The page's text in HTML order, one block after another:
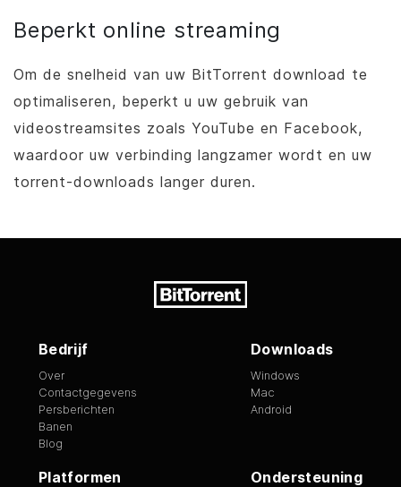
Beperkt online streaming
Om de snelheid van uw BitTorrent download te
optimaliseren, beperkt u uw gebruik van
videostreamsites zoals YouTube en Facebook,
waardoor uw verbinding langzamer wordt en uw
torrent-downloads langer duren.
Bedrijf
Over
Contactgegevens
Persberichten
Banen
Blog
Downloads
Windows
Mac
Android
Platformen Ondersteuning